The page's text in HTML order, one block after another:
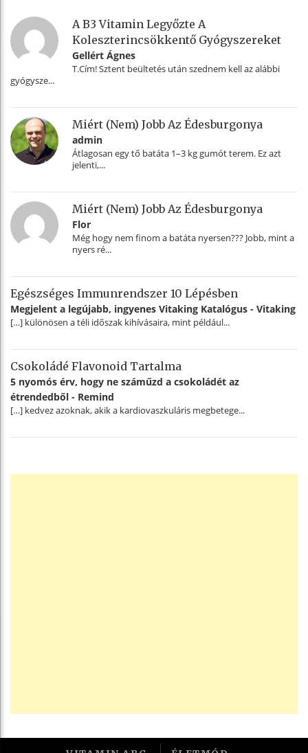
A B3 Vitamin Legyőzte A
Koleszterincsökkentő Gyógyszereket
Gellért Ágnes
T.Cím! Sztent beültetés után szednem kell az alábbi
gyógysze...
Miért (nem) Jobb Az Édesburgonya
admin
Átlagosan egy tő batáta 1–3 kg gumót terem. Ez azt
jelenti,...
Miért (nem) Jobb Az Édesburgonya
Flor
Még hogy nem finom a batáta nyersen??? Jobb, mint a
nyers ré...
Egészséges Immunrendszer 10 Lépésben
Megjelent a legújabb, ingyenes Vitaking Katalógus - Vitaking
[…] különösen a téli időszak kihívásaira, mint például...
Csokoládé Flavonoid Tartalma
5 nyomós érv, hogy ne száműzd a csokoládét az
étrendedből - Remind
[…] kedvez azoknak, akik a kardiovaszkuláris megbetege...